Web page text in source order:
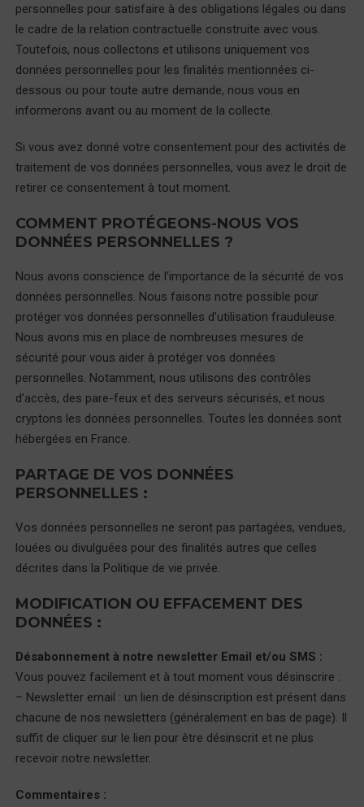
personnelles pour satisfaire à des obligations légales ou dans
le cadre de la relation contractuelle construite avec vous.
Toutefois, nous collectons et utilisons uniquement vos
données personnelles pour les finalités mentionnées ci-
dessous ou pour toute autre demande, nous vous en
informerons avant ou au moment de la collecte.
Si vous avez donné votre consentement pour des activités de
traitement de vos données personnelles, vous avez le droit de
retirer ce consentement à tout moment.
COMMENT PROTÉGEONS-NOUS VOS
DONNÉES PERSONNELLES ?
Nous avons conscience de l’importance de la sécurité de vos
données personnelles. Nous faisons notre possible pour
protéger vos données personnelles d’utilisation frauduleuse.
Nous avons mis en place de nombreuses mesures de
sécurité pour vous aider à protéger vos données
personnelles. Notamment, nous utilisons des contrôles
d’accès, des pare-feux et des serveurs sécurisés, et nous
cryptons les données personnelles. Toutes les données sont
hébergées en France.
PARTAGE DE VOS DONNÉES
PERSONNELLES :
Vos données personnelles ne seront pas partagées, vendues,
louées ou divulguées pour des finalités autres que celles
décrites dans la Politique de vie privée.
MODIFICATION OU EFFACEMENT DES
DONNÉES :
Désabonnement à notre newsletter Email et/ou SMS :
Vous pouvez facilement et à tout moment vous désinscrire :
– Newsletter email : un lien de désinscription est présent dans
chacune de nos newsletters (généralement en bas de page). Il
suffit de cliquer sur le lien pour être désinscrit et ne plus
recevoir notre newsletter.
Commentaires :